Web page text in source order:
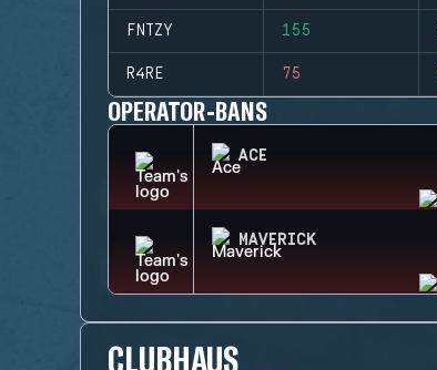
FNTZY 155
R4RE 75
OPERATOR-BANS
ACE
MAVERICK
CLUBHAUS